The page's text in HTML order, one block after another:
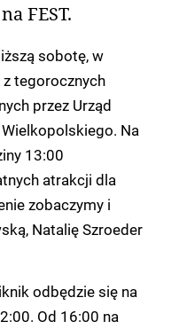
FEST.
sobotę, w
tegorocznych
przez Urząd
Na
13:00
atrakcji dla
zobaczymy i
Natalię Szroeder
odbędzie się na
Od 16:00 na